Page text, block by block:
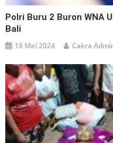
Polri Buru 2 Buron WNA
Bali
16 Mei 2024 Cakra